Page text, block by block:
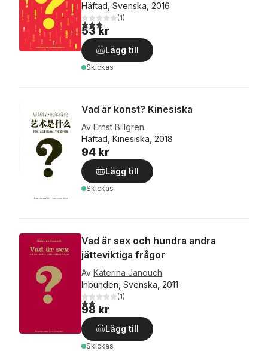
Häftad, Svenska, 2016
3,0utav 5 stjärnor. Totalt antal röster:
(1)
53 kr
Lägg till
Skickas
Vad är konst? Kinesiska
Av Ernst Billgren
Häftad, Kinesiska, 2018
94 kr
Lägg till
Skickas
Vad är sex och hundra andra
jätteviktiga frågor
Av Katerina Janouch
Inbunden, Svenska, 2011
2,0utav 5 stjärnor. Totalt antal röster:
(1)
98 kr
Lägg till
Skickas